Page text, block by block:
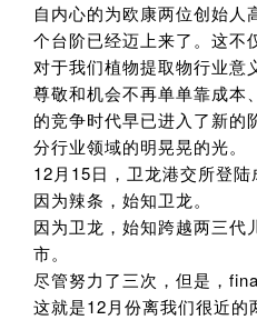
自内心的为欧康两位创始人
个台阶已经迈上来了。这不
对于我们植物提取物行业意
尊敬和机会不再单单靠成本
的竞争时代早已进入了新的
分行业领域的明晃晃的光。
12月15日，卫龙港交所登陆
因为辣条，始知卫龙。
因为卫龙，始知跨越两三代
市。
尽管努力了三次，但是，
这就是12月份离我们很近的